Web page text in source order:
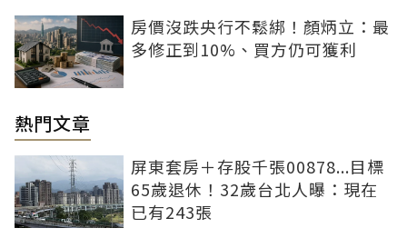
房價沒跌央行不鬆綁！顏炳立：最
多修正到10%、買方仍可獲利
熱門文章
屏東套房＋存股千張00878...目標
65歲退休！32歲台北人曝：現在
已有243張